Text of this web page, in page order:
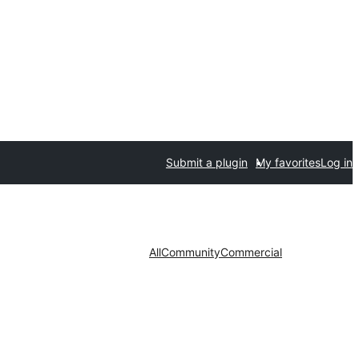
Submit a plugin My favoritesLog in
AllCommunityCommercial